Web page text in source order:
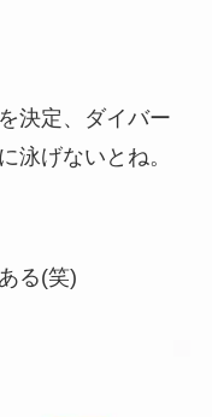
決定、ダイバー
泳げないとね。
る(笑)